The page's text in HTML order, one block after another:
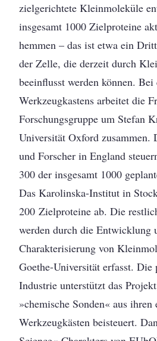
zielgerichtete Kleinmoleküle
insgesamt 1000 Zielproteine
hemmen – das ist etwa ein
der Zelle, die derzeit durch
beeinflusst werden können.
Werkzeugkastens arbeitet die
Forschungsgruppe um Stefan
Universität Oxford zusammen.
und Forscher in England
300 der insgesamt 1000
Das Karolinska-Institut in
200 Zielproteine ab. Die
werden durch die Entwicklung
Charakterisierung von
Goethe-Universität erfasst. Die
Industrie unterstützt das
»chemische Sonden« aus ihren
Werkzeug­kästen beisteuert.